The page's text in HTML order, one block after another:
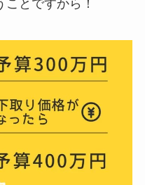
ことですから！